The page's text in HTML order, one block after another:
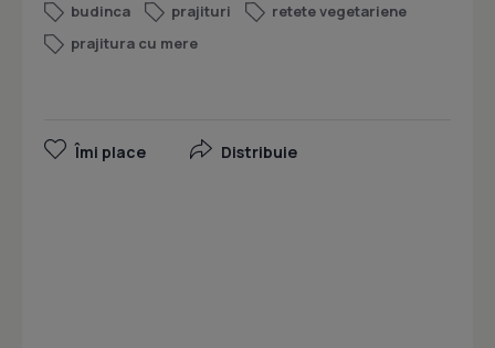
budinca
prajituri
retete vegetariene
prajitura cu mere
Îmi place Distribuie